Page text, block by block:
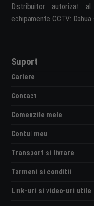
Distribuitor autorizat
echipamente CCTV: Dahua
Suport
Cariere
Contact
Comenzile mele
Contul meu
Transport si livrare
Termeni si conditii
Link-uri si video-uri utile